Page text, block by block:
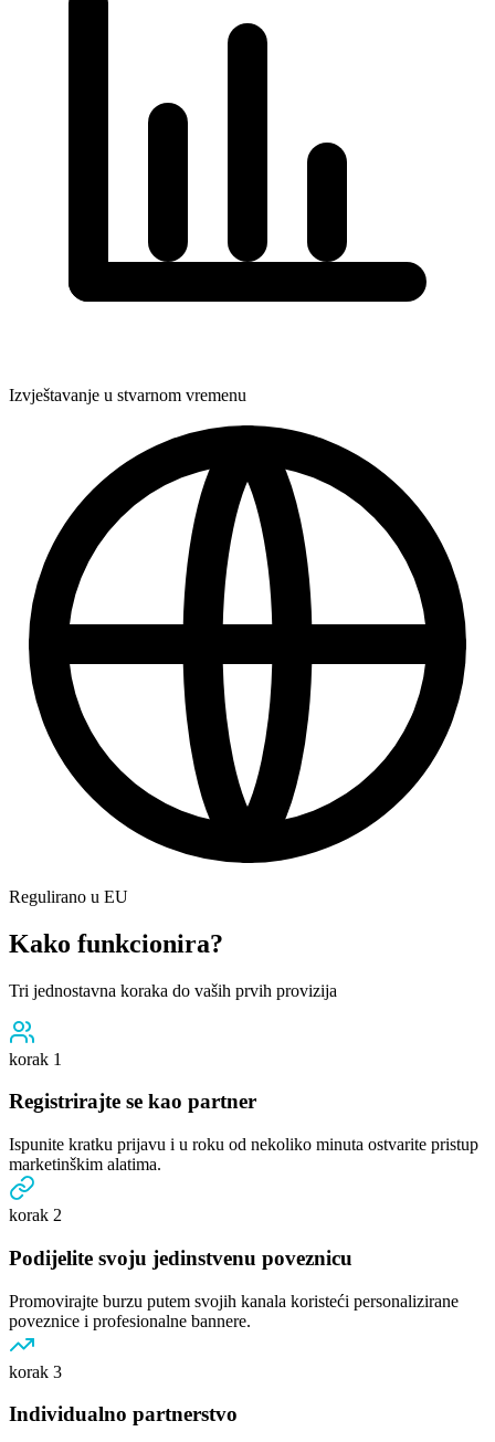
Izvještavanje u stvarnom vremenu
Regulirano u EU
Kako funkcionira?
Tri jednostavna koraka do vaših prvih provizija
korak 1
Registrirajte se kao partner
Ispunite kratku prijavu i u roku od nekoliko minuta ostvarite pristup
marketinškim alatima.
korak 2
Podijelite svoju jedinstvenu poveznicu
Promovirajte burzu putem svojih kanala koristeći personalizirane
poveznice i profesionalne bannere.
korak 3
Individualno partnerstvo